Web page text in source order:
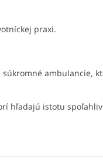
praxi.
ambulancie,
hľadajú istotu